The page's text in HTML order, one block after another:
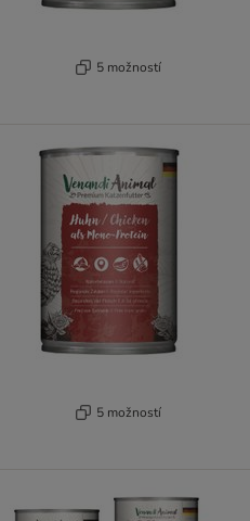
5 možností
5 možností